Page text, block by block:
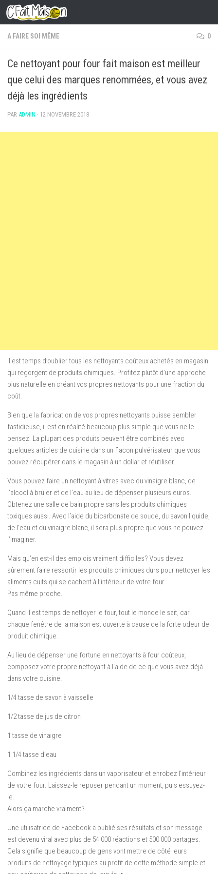
Skip to content
A FAIRE SOI MÊME 0
Ce nettoyant pour four fait maison est meilleur
que celui des marques renommées, et vous avez
déjà les ingrédients
PAR ADMIN · 12 NOVEMBRE 2018
Il est temps d’oublier tous les nettoyants coûteux achetés en magasin
qui regorgent de produits chimiques. Profitez plutôt d’une approche
plus naturelle en créant vos propres nettoyants pour une fraction du
coût.
Bien que la fabrication de vos propres nettoyants puisse sembler
fastidieuse, il est en réalité beaucoup plus simple que vous ne le
pensez. La plupart des produits peuvent être combinés avec
quelques articles de cuisine dans un flacon pulvérisateur que vous
pouvez récupérer dans le magasin à un dollar et réutiliser.
Vous pouvez faire un nettoyant à vitres avec du vinaigre blanc, de
l’alcool à brûler et de l’eau au lieu de dépenser plusieurs euros.
Obtenez une salle de bain propre sans les produits chimiques
toxiques aussi. Avec l’aide du bicarbonate de soude, du savon liquide,
de l’eau et du vinaigre blanc, il sera plus propre que vous ne pouvez
l’imaginer.
Mais qu’en est-il des emplois vraiment difficiles? Vous devez
sûrement faire ressortir les produits chimiques durs pour nettoyer les
aliments cuits qui se cachent à l’intérieur de votre four.
Pas même proche.
Quand il est temps de nettoyer le four, tout le monde le sait, car
chaque fenêtre de la maison est ouverte à cause de la forte odeur de
produit chimique.
Au lieu de dépenser une fortune en nettoyants à four coûteux,
composez votre propre nettoyant à l’aide de ce que vous avez déjà
dans votre cuisine.
1/4 tasse de savon à vaisselle
1/2 tasse de jus de citron
1 tasse de vinaigre
1 1/4 tasse d’eau
Combinez les ingrédients dans un vaporisateur et enrobez l’intérieur
de votre four. Laissez-le reposer pendant un moment, puis essuyez-
le.
Alors ça marche vraiment?
Une utilisatrice de Facebook a publié ses résultats et son message
est devenu viral avec plus de 54 000 réactions et 500 000 partages.
Cela signifie que beaucoup de gens vont mettre de côté leurs
produits de nettoyage typiques au profit de cette méthode simple et